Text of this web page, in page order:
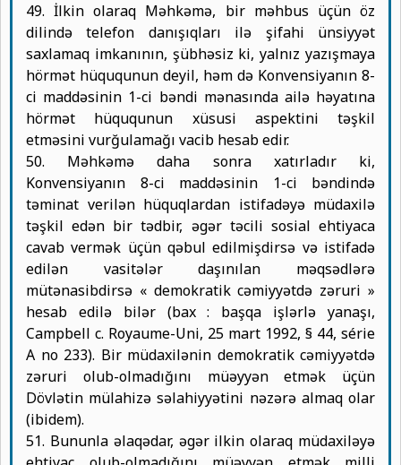
49. İlkin olaraq Məhkəmə, bir məhbus üçün öz
dilində telefon danışıqları ilə şifahi ünsiyyət
saxlamaq imkanının, şübhəsiz ki, yalnız yazışmaya
hörmət hüququnun deyil, həm də Konvensiyanın 8-
ci maddəsinin 1-ci bəndi mənasında ailə həyatına
hörmət hüququnun xüsusi aspektini təşkil
etməsini vurğulamağı vacib hesab edir.
50. Məhkəmə daha sonra xatırladır ki,
Konvensiyanın 8-ci maddəsinin 1-ci bəndində
təminat verilən hüquqlardan istifadəyə müdaxilə
təşkil edən bir tədbir, əgər təcili sosial ehtiyaca
cavab vermək üçün qəbul edilmişdirsə və istifadə
edilən vasitələr daşınılan məqsədlərə
mütənasibdirsə « demokratik cəmiyyətdə zəruri »
hesab edilə bilər (bax : başqa işlərlə yanaşı,
Campbell c. Royaume-Uni, 25 mart 1992, § 44, série
A no 233). Bir müdaxilənin demokratik cəmiyyətdə
zəruri olub-olmadığını müəyyən etmək üçün
Dövlətin mülahizə səlahiyyətini nəzərə almaq olar
(ibidem).
51. Bununla əlaqədar, əgər ilkin olaraq müdaxiləyə